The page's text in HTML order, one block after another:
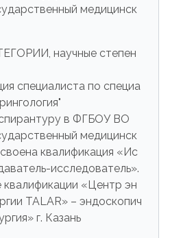
медицинск
научные степен
специалиста по специа
в ФГБОУ ВО
медицинск
квалификация «Ис
исследователь».
квалификации «Центр эн
TALAR» – эндоскопич
г. Казань